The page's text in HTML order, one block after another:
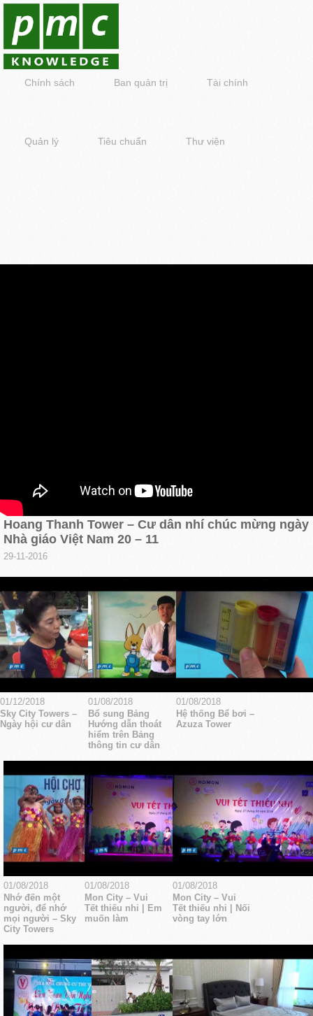
Chính sách Ban quản trị Tài chính
Quản lý Tiêu chuẩn Thư viện
Hoang Thanh Tower – Cư dân nhí chúc mừng ngày
Nhà giáo Việt Nam 20 – 11
29-11-2016
01/12/2018
Sky City Towers –
Ngày hội cư dân
01/08/2018
Bổ sung Bảng
Hướng dẫn thoát
hiểm trên Bảng
thông tin cư dân
01/08/2018
Hệ thống Bể bơi –
Azuza Tower
01/08/2018
Nhớ đến một
người, để nhớ
mọi người – Sky
City Towers
01/08/2018
Mon City – Vui
Tết thiếu nhi | Em
muốn làm
01/08/2018
Mon City – Vui
Tết thiếu nhi | Nối
vòng tay lớn